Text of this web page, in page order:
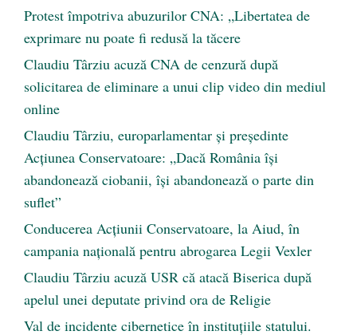
Protest împotriva abuzurilor CNA: „Libertatea de
exprimare nu poate fi redusă la tăcere
Claudiu Târziu acuză CNA de cenzură după
solicitarea de eliminare a unui clip video din mediul
online
Claudiu Târziu, europarlamentar și președinte
Acțiunea Conservatoare: „Dacă România își
abandonează ciobanii, își abandonează o parte din
suflet”
Conducerea Acțiunii Conservatoare, la Aiud, în
campania națională pentru abrogarea Legii Vexler
Claudiu Târziu acuză USR că atacă Biserica după
apelul unei deputate privind ora de Religie
Val de incidente cibernetice în instituțiile statului.